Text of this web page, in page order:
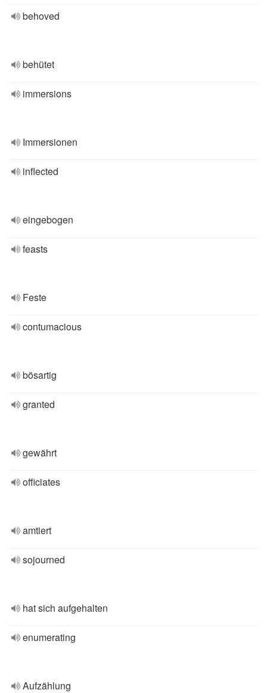
behoved
behütet
immersions
Immersionen
inflected
eingebogen
feasts
Feste
contumacious
bösartig
granted
gewährt
officiates
amtiert
sojourned
hat sich aufgehalten
enumerating
Aufzählung